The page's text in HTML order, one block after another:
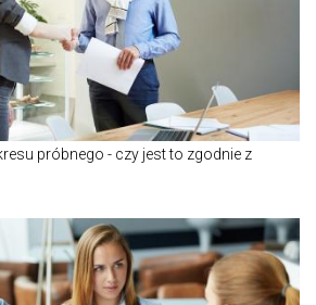
próbnego - czy jest to zgodnie z